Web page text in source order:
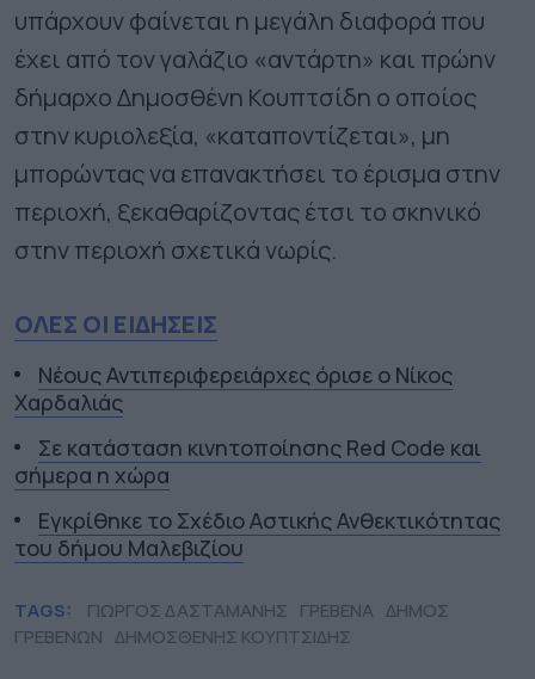
υπάρχουν φαίνεται η μεγάλη διαφορά που
έχει από τον γαλάζιο «αντάρτη» και πρώην
δήμαρχο Δημοσθένη Κουπτσίδη ο οποίος
στην κυριολεξία, «καταποντίζεται», μη
μπορώντας να επανακτήσει το έρισμα στην
περιοχή, ξεκαθαρίζοντας έτσι το σκηνικό
στην περιοχή σχετικά νωρίς.
ΟΛΕΣ ΟΙ ΕΙΔΗΣΕΙΣ
Νέους Αντιπεριφερειάρχες όρισε ο Νίκος
Χαρδαλιάς
Σε κατάσταση κινητοποίησης Red Code και
σήμερα η χώρα
Εγκρίθηκε το Σχέδιο Αστικής Ανθεκτικότητας
του δήμου Μαλεβιζίου
TAGS: ΓΙΩΡΓΟΣ ΔΑΣΤΑΜΑΝΗΣ ΓΡΕΒΕΝΑ ΔΗΜΟΣ
ΓΡΕΒΕΝΩΝ ΔΗΜΟΣΘΕΝΗΣ ΚΟΥΠΤΣΙΔΗΣ